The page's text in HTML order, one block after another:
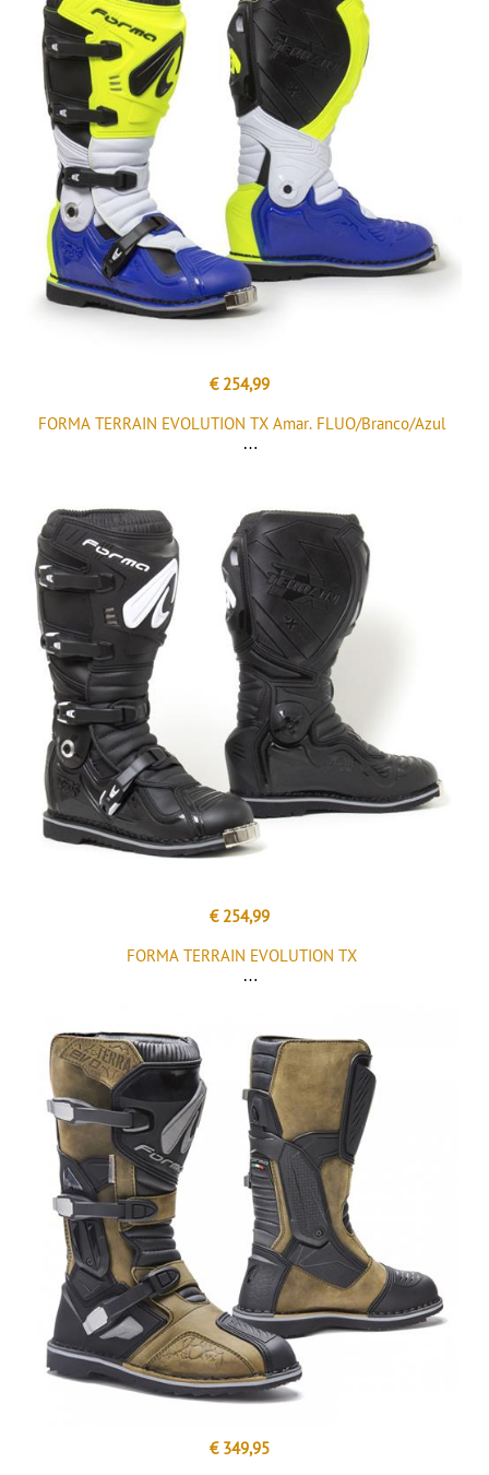
€ 254,99
FORMA TERRAIN EVOLUTION TX Amar. FLUO/Branco/Azul
€ 254,99
FORMA TERRAIN EVOLUTION TX
€ 349,95